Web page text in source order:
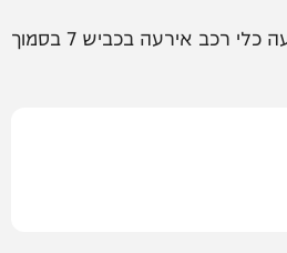
תאונה עם מעורבות ארבעה כלי רכב אירעה בכביש 7 בסמוך